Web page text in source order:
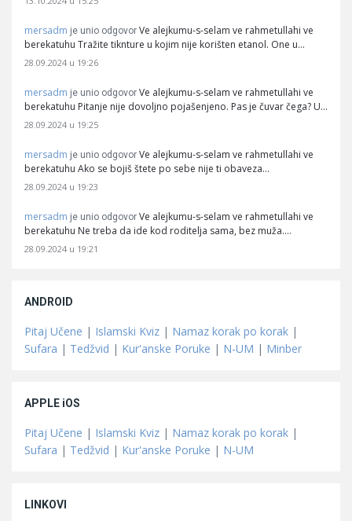
mersadm je unio odgovor Ve alejkumu-s-selam ve rahmetullahi ve
berekatuhu Tražite tiknture u kojim nije korišten etanol. One u…
28.09.2024 u 19:26
mersadm je unio odgovor Ve alejkumu-s-selam ve rahmetullahi ve
berekatuhu Pitanje nije dovoljno pojašenjeno. Pas je čuvar čega? U…
28.09.2024 u 19:25
mersadm je unio odgovor Ve alejkumu-s-selam ve rahmetullahi ve
berekatuhu Ako se bojiš štete po sebe nije ti obaveza…
28.09.2024 u 19:23
mersadm je unio odgovor Ve alejkumu-s-selam ve rahmetullahi ve
berekatuhu Ne treba da ide kod roditelja sama, bez muža.…
28.09.2024 u 19:21
ANDROID
Pitaj Učene | Islamski Kviz | Namaz korak po korak |
Sufara | Tedžvid | Kur'anske Poruke | N-UM | Minber
APPLE iOS
Pitaj Učene | Islamski Kviz | Namaz korak po korak |
Sufara | Tedžvid | Kur'anske Poruke | N-UM
LINKOVI